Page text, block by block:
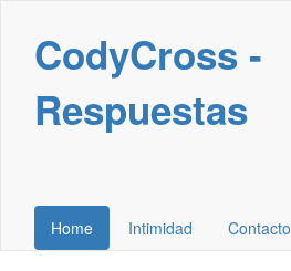
CodyCross -
Respuestas
Home Intimidad Contacto